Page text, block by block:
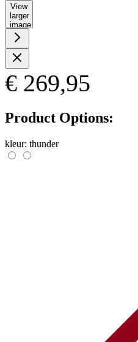
View
larger
image
€ 269,95
Product Options:
kleur: thunder